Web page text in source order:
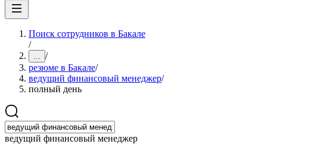
Поиск сотрудников в Бакале
/
... /
резюме в Бакале/
ведущий финансовый менеджер/
полный день
ведущий финансовый менеджер